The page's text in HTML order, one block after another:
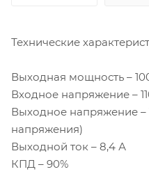
Технические
Выходная мощность –
Входное напряжение –
Выходное напряжение –
напряжения)
Выходной ток – 8,4 А
КПД – 90%